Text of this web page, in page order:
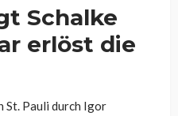
Schalke
erlöst die
St. Pauli durch Igor